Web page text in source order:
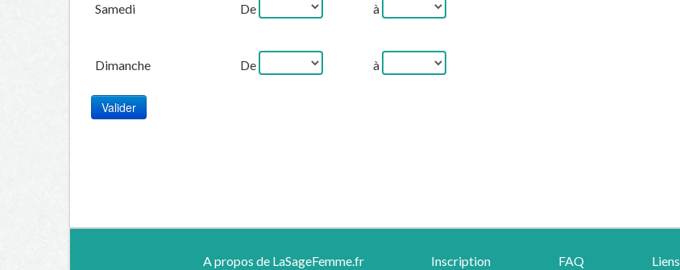
Samedi De à
Dimanche De à
A propos de LaSageFemme.fr Inscription FAQ Liens